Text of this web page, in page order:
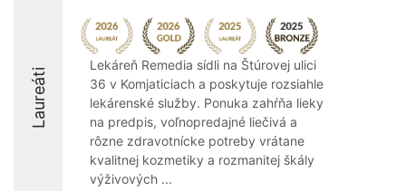
Laureáti
Lekáreň Remedia sídli na Štúrovej ulici
36 v Komjaticiach a poskytuje rozsiahle
lekárenské služby. Ponuka zahŕňa lieky
na predpis, voľnopredajné liečivá a
rôzne zdravotnícke potreby vrátane
kvalitnej kozmetiky a rozmanitej škály
výživových ...